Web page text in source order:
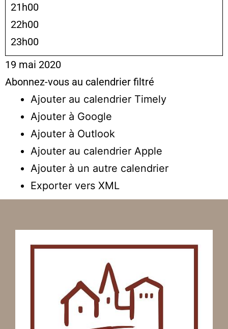
21h00
22h00
23h00
19 mai 2020
Abonnez-vous au calendrier filtré
Ajouter au calendrier Timely
Ajouter à Google
Ajouter à Outlook
Ajouter au calendrier Apple
Ajouter à un autre calendrier
Exporter vers XML